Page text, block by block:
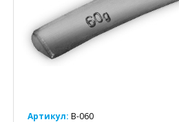
Артикул: B-060